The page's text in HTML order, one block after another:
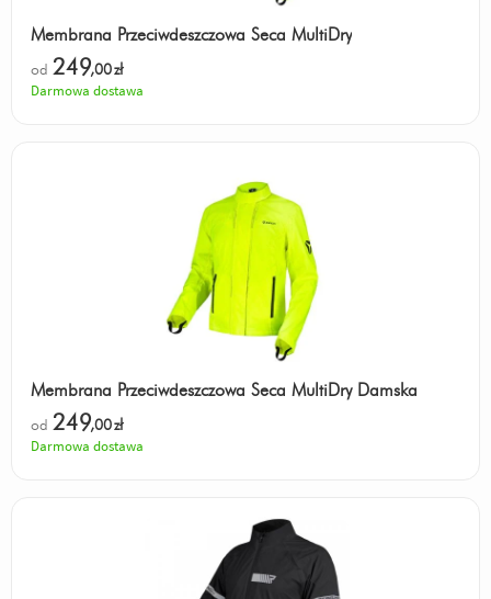
Membrana Przeciwdeszczowa Seca MultiDry
od 249,00zł
Darmowa dostawa
Membrana Przeciwdeszczowa Seca MultiDry Damska
od 249,00zł
Darmowa dostawa